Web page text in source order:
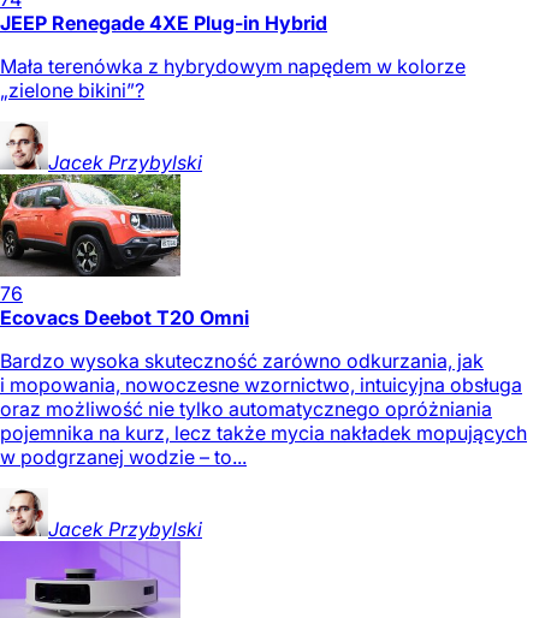
JEEP Renegade 4XE Plug-in Hybrid
Mała terenówka z hybrydowym napędem w kolorze
„zielone bikini”?
Jacek Przybylski
76
Ecovacs Deebot T20 Omni
Bardzo wysoka skuteczność zarówno odkurzania, jak
i mopowania, nowoczesne wzornictwo, intuicyjna obsługa
oraz możliwość nie tylko automatycznego opróżniania
pojemnika na kurz, lecz także mycia nakładek mopujących
w podgrzanej wodzie – to...
Jacek Przybylski